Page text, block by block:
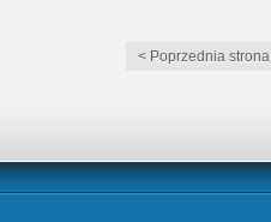
< Poprzednia strona